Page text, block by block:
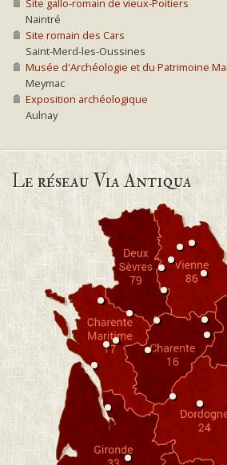
Site gallo-romain de vieux-Poitiers
Naintré
Site romain des Cars
Saint-Merd-les-Oussines
Musée d'Archéologie et du Patrimoine
Meymac
Exposition archéologique
Aulnay
Le réseau Via Antiqua